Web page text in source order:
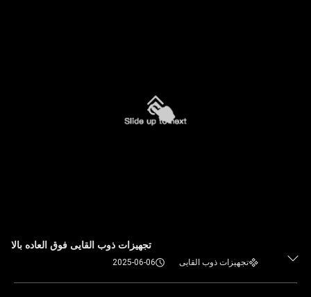
تجهیزات ذوب القایی فوق العاده بالا
تجهیزات ذوب القایی 2025-06-06